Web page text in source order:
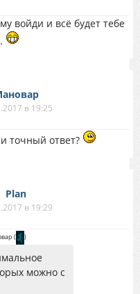
войди и всё будет тебе
в 19:25
точный ответ?
Plan
в 19:29
( )
можно с